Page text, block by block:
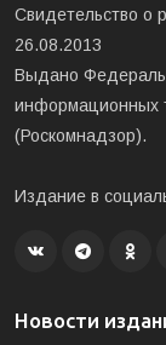
Свидетельство
26.08.2013
Выдано
информационных
(Роскомнадзор).
Издание в
Новости